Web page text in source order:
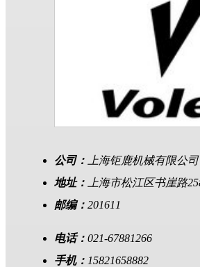
公司：
上海钜鹿机械有限公司
地址：
上海市松江区书崖路
邮编： 201611
电话： 021-67881266
手机： 15821658882